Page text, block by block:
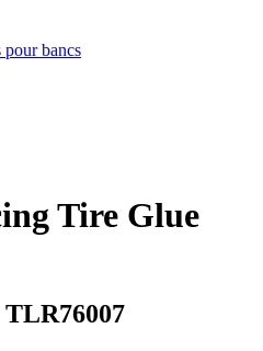
pour bancs
Tire Glue
TLR76007